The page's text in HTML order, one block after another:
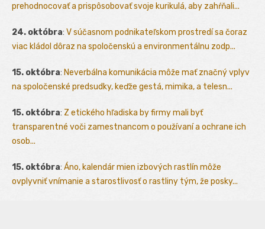
prehodnocovať a prispôsobovať svoje kurikulá, aby zahŕňali...
24. októbra: V súčasnom podnikateľskom prostredí sa čoraz
viac kládol dôraz na spoločenskú a environmentálnu zodp...
15. októbra: Neverbálna komunikácia môže mať značný vplyv
na spoločenské predsudky, keďže gestá, mimika, a telesn...
15. októbra: Z etického hľadiska by firmy mali byť
transparentné voči zamestnancom o používaní a ochrane ich
osob...
15. októbra: Áno, kalendár mien izbových rastlín môže
ovplyvniť vnímanie a starostlivosť o rastliny tým, že posky...